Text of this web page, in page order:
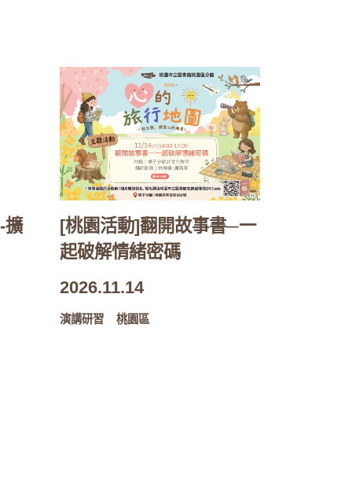
擴
[桃園活動]翻開故事書─一
起破解情緒密碼
2026.11.14
演講研習 桃園區